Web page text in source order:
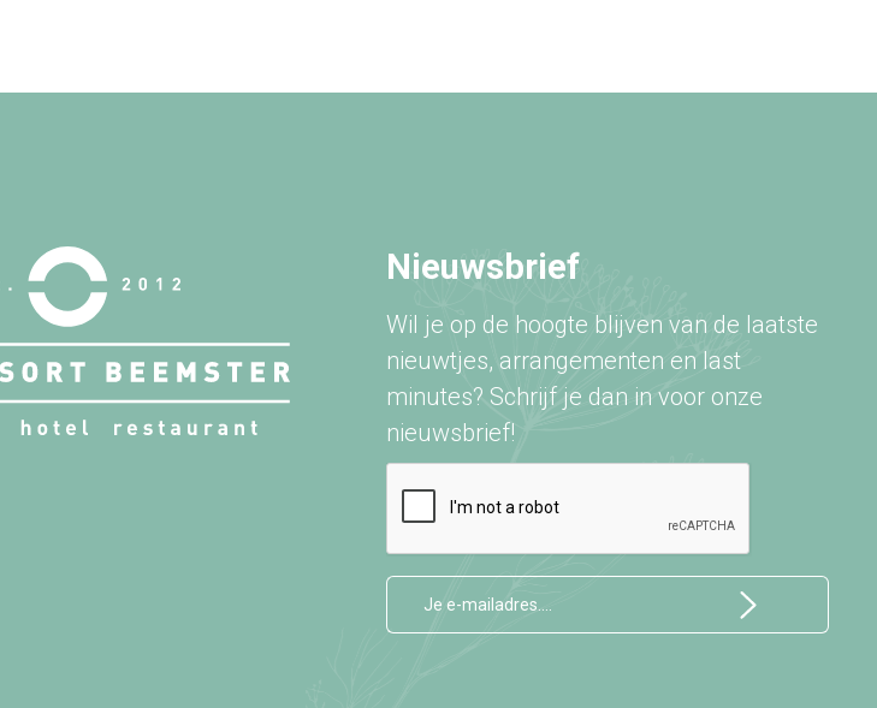
Nieuwsbrief
Wil je op de hoogte blijven van de laatste
nieuwtjes, arrangementen en last
minutes? Schrijf je dan in voor onze
nieuwsbrief!